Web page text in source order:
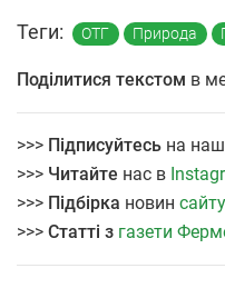
Теги: ОТГ Природа
Поділитися текстом в
>>> Підписуйтесь на
>>> Читайте нас в
>>> Підбірка новин
>>> Статті з газети